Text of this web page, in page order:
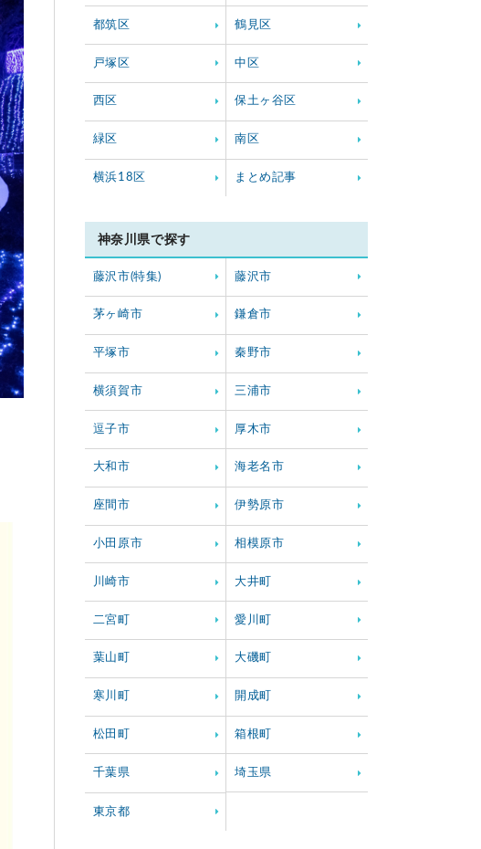
都筑区 鶴見区
戸塚区 中区
西区 保土ヶ谷区
緑区 南区
横浜18区 まとめ記事
神奈川県で探す
藤沢市(特集) 藤沢市
茅ヶ崎市 鎌倉市
平塚市 秦野市
横須賀市 三浦市
逗子市 厚木市
大和市 海老名市
座間市 伊勢原市
小田原市 相模原市
川崎市 大井町
二宮町 愛川町
葉山町 大磯町
寒川町 開成町
松田町 箱根町
千葉県 埼玉県
東京都